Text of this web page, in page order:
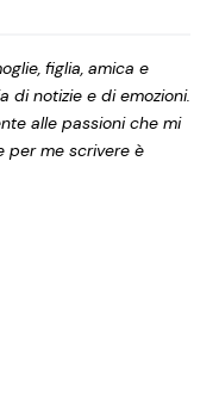
figlia, amica e
di notizie e di emozioni.
alle passioni che mi
per me scrivere è